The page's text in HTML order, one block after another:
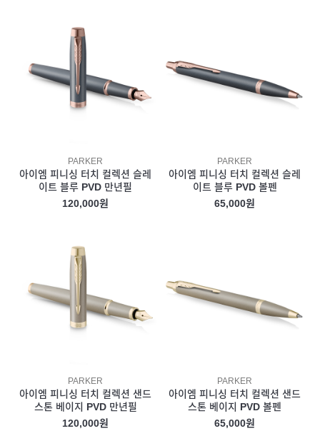
PARKER
아이엠 피니싱 터치 컬렉션 슬레
이트 블루 PVD 만년필
120,000원
PARKER
아이엠 피니싱 터치 컬렉션 슬레
이트 블루 PVD 볼펜
65,000원
PARKER
아이엠 피니싱 터치 컬렉션 샌드
스톤 베이지 PVD 만년필
120,000원
PARKER
아이엠 피니싱 터치 컬렉션 샌드
스톤 베이지 PVD 볼펜
65,000원